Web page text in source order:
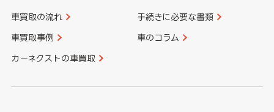
車買取の流れ 手続きに必要な書類
車買取事例 車のコラム
カーネクストの車買取